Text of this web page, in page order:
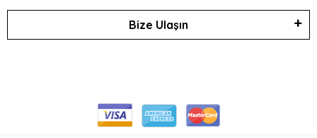
Bize Ulaşın